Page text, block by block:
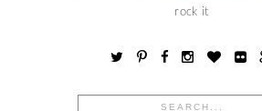
rock it